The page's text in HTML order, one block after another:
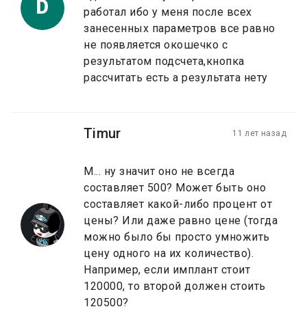
D
работал ибо у меня после всех
занесенных параметров все равно
не появляется окошечко с
результатом подсчета,кнопка
рассчитать есть а результата нету
Timur 11 лет назад
М... ну значит оно не всегда
составляет 500? Может быть оно
составляет какой-либо процент от
цены? Или даже равно цене (тогда
можно было бы просто умножить
цену одного на их количество).
Например, если имплант стоит
120000, то второй должен стоить
120500?